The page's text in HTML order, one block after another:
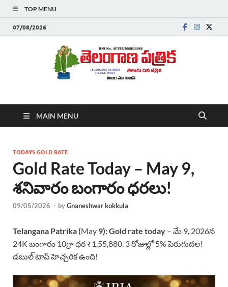
TOP MENU
07/08/2026
Telanganapatrika
,Latest Telangana News, Rajanna Sircilla News, Telangana
Breaking News, Telugu Newspaper Online, Today Telugu News,
తెలుగు వార్తలు , బ్రేకింగ్ న్యూస్ తెలుగులో , తెలంగాణ లో తాజా అప్‌డేట్స్ ,
తెలుగు న్యూస్ పేపర్
MAIN MENU
TODAYS GOLD RATE
Gold Rate Today – May 9,
శనివారం బంగారం ధరలు!
09/05/2026 - byGnaneshwar kokkula
Telangana Patrika (May 9):Gold rate today – మే 9, 2026న
24K బంగారం 10గ్రా ధర ₹1,55,880. 3 రోజుల్లో 5% పెరుగుదల!
డబుల్ టాప్ హెచ్చరిక ఉంది!